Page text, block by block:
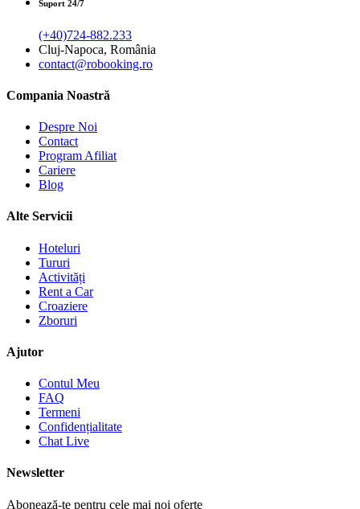
Suport 24/7
(+40)724-882.233
Cluj-Napoca, România
contact@robooking.ro
Compania Noastră
Despre Noi
Contact
Program Afiliat
Cariere
Blog
Alte Servicii
Hoteluri
Tururi
Activități
Rent a Car
Croaziere
Zboruri
Ajutor
Contul Meu
FAQ
Termeni
Confidențialitate
Chat Live
Newsletter
Abonează-te pentru cele mai noi oferte